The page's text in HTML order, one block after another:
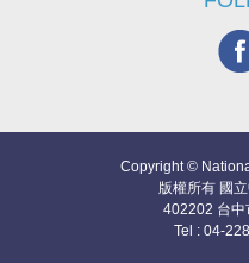
Copyright ©
版權所有 國
402202 台中
Tel : 04-